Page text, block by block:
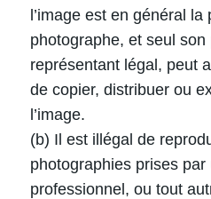
l’image est en général la
photographe, et seul
représentant légal, peut
de copier, distribuer ou
l’image.
(b) Il est illégal de
photographies prises
professionnel, ou tout